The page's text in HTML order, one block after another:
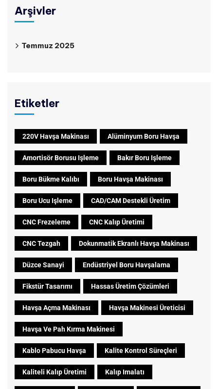
Arşivler
Temmuz 2025
Etiketler
220V Havşa Makinası Alüminyum Boru Havşa
Amortisör Borusu Işleme Bakır Boru Işleme
Boru Bükme Kalıbı Boru Havşa Makinası
Boru Ucu Işleme CAD/CAM Destekli Üretim
CNC Frezeleme CNC Kalıp Üretimi
CNC Tezgah Dokunmatik Ekranlı Havşa Makinası
Düzce Sanayi Endüstriyel Boru Havşalama
Fikstür Tasarımı Hassas Üretim Çözümleri
Havşa Açma Makinası Havşa Makinesi Üreticisi
Havşa Ve Pah Kırma Makinesi
Kablo Pabucu Havşa Kalite Kontrol Süreçleri
Kaliteli Kalıp Üretimi Kalıp Imalatı